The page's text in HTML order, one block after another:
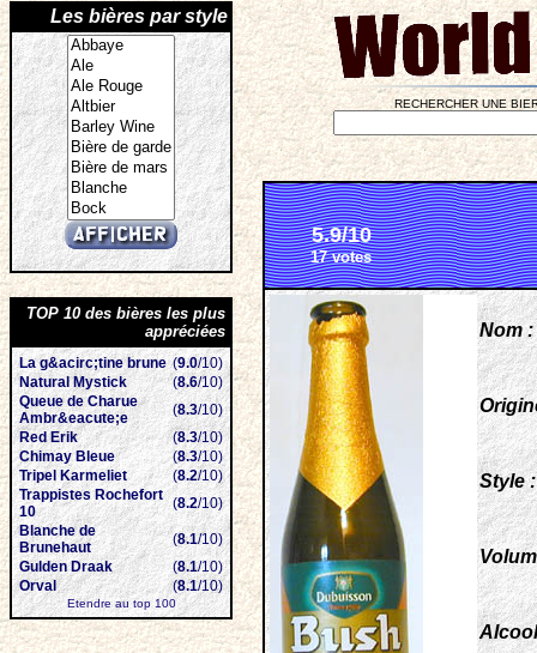
Les bières par style
TOP 10 des bières les plus
appréciées
La g&acirc;tine brune (9.0/10)
Natural Mystick
(8.6/10)
Queue de Charue
Ambr&eacute;e
(8.3/10)
Red Erik
(8.3/10)
Chimay Bleue
(8.3/10)
Tripel Karmeliet
(8.2/10)
Trappistes Rochefort
10
(8.2/10)
Blanche de
Brunehaut
(8.1/10)
Gulden Draak
(8.1/10)
Orval
(8.1/10)
Etendre au top 100
RECHERCHER UNE
5.9/10
17 votes
Nom :
Style :